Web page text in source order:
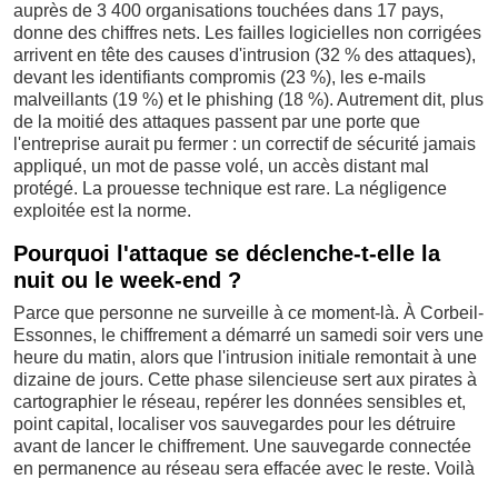
auprès de 3 400 organisations touchées dans 17 pays,
donne des chiffres nets. Les failles logicielles non corrigées
arrivent en tête des causes d'intrusion (32 % des attaques),
devant les identifiants compromis (23 %), les e-mails
malveillants (19 %) et le phishing (18 %). Autrement dit, plus
de la moitié des attaques passent par une porte que
l'entreprise aurait pu fermer : un correctif de sécurité jamais
appliqué, un mot de passe volé, un accès distant mal
protégé. La prouesse technique est rare. La négligence
exploitée est la norme.
Pourquoi l'attaque se déclenche-t-elle la
nuit ou le week-end ?
Parce que personne ne surveille à ce moment-là. À Corbeil-
Essonnes, le chiffrement a démarré un samedi soir vers une
heure du matin, alors que l'intrusion initiale remontait à une
dizaine de jours. Cette phase silencieuse sert aux pirates à
cartographier le réseau, repérer les données sensibles et,
point capital, localiser vos sauvegardes pour les détruire
avant de lancer le chiffrement. Une sauvegarde connectée
en permanence au réseau sera effacée avec le reste. Voilà